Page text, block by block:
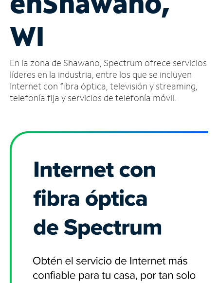
cuenta
Encuentra
tienda
WI
En la zona de Shawano, Spectrum ofrece servicios
líderes en la industria, entre los que se incluyen
Internet con fibra óptica, televisión y streaming,
telefonía fija y servicios de telefonía móvil.